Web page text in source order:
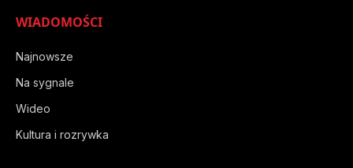
WIADOMOŚCI
Najnowsze
Na sygnale
Wideo
Kultura i rozrywka